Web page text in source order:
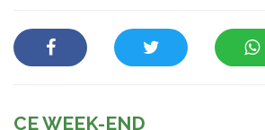
CE WEEK-END